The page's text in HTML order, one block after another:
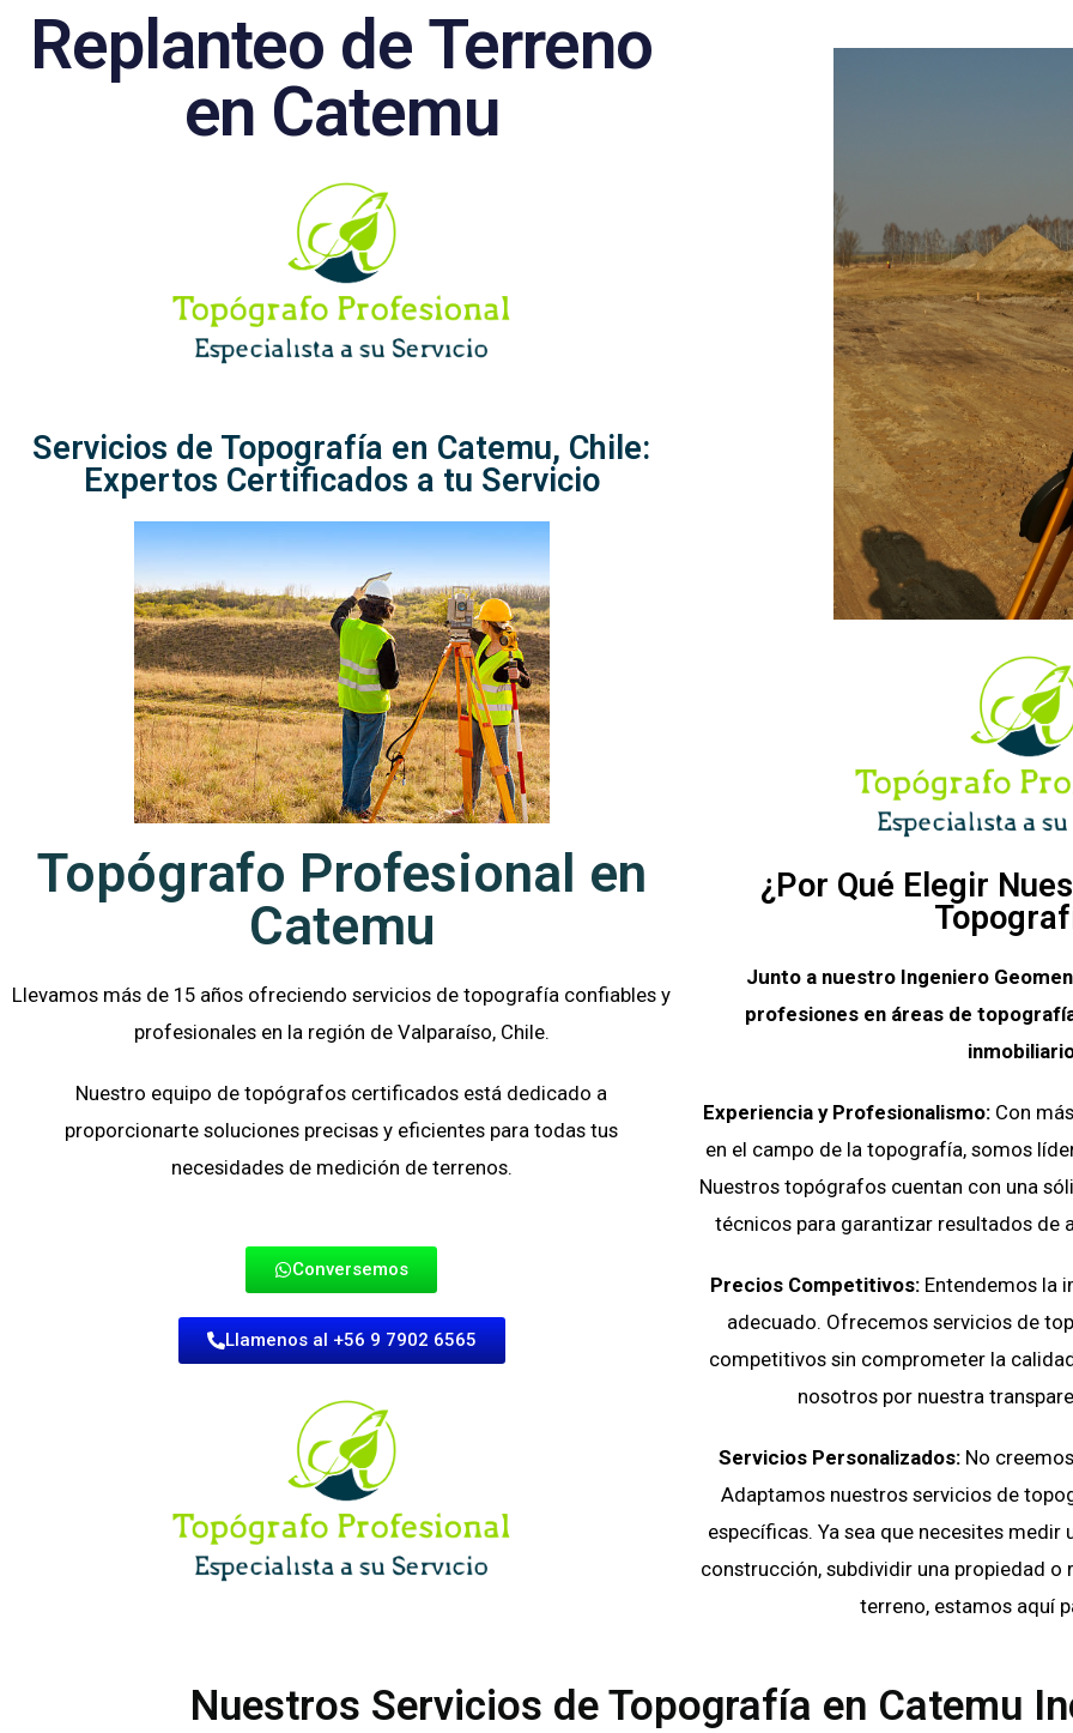
Replanteo de Terreno
en Catemu
Servicios de Topografía en Catemu, Chile:
Expertos Certificados a tu Servicio
Topógrafo Profesional en
Catemu
Llevamos más de 15 años ofreciendo servicios de topografía confiables y
profesionales en la región de Valparaíso, Chile.
Nuestro equipo de topógrafos certificados está dedicado a
proporcionarte soluciones precisas y eficientes para todas tus
necesidades de medición de terrenos.
Conversemos
Llamenos al +56 9 7902 6565
¿Por Qué Elegir
Junto a nuestro Ingeniero
profesiones en áreas de
Experiencia y Profesionalismo: Con
en el campo de la topografía, somos
Nuestros topógrafos cuentan con una
técnicos para garantizar resultados de
Precios Competitivos:Entendemos la
adecuado. Ofrecemos servicios de
competitivos sin comprometer la
nosotros por nuestra
Servicios Personalizados: No
Adaptamos nuestros servicios de
específicas. Ya sea que necesites
construcción, subdividir una propiedad
terreno, estamos aquí
Nuestros Servicios de Topografía en Catemu